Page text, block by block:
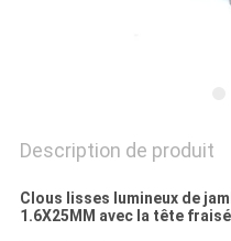
Description de produit
Clous lisses lumineux de
1.6X25MM avec la tête